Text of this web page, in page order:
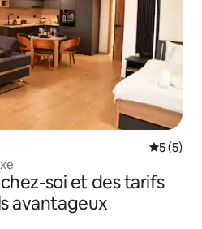
5 (5)
soi et des tarifs
avantageux